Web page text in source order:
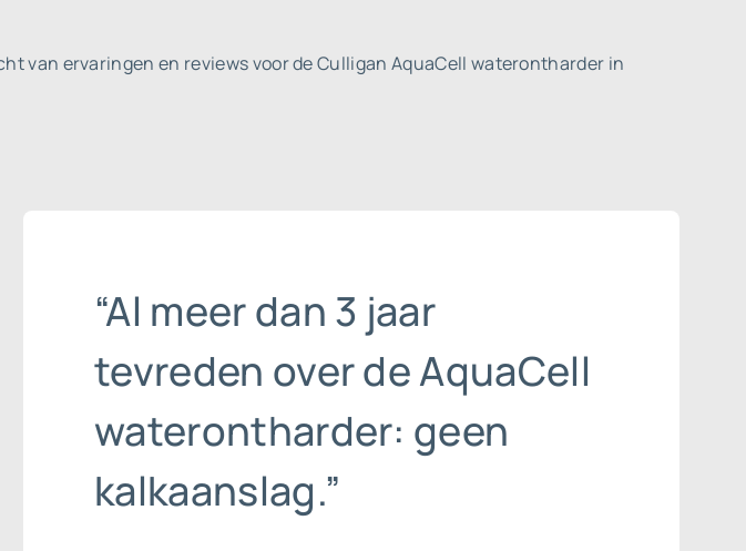
van ervaringen en reviews voor de Culligan AquaCell waterontharder in
“Al meer dan 3 jaar
tevreden over de AquaCell
waterontharder: geen
kalkaanslag.”